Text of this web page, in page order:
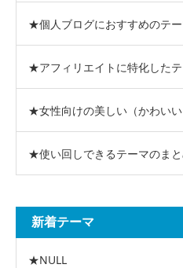
★個人ブログにおすすめのテ
★アフィリエイトに特化した
★女性向けの美しい（かわい
★使い回しできるテーマのま
新着テーマ
★NULL